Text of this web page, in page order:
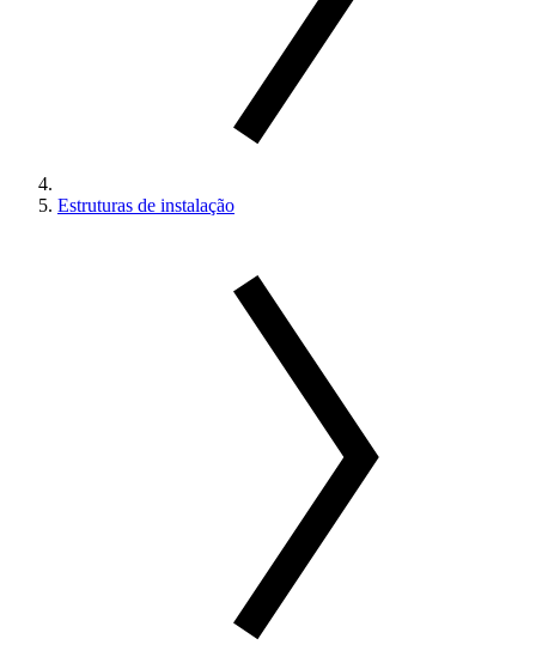
Estruturas de instalação